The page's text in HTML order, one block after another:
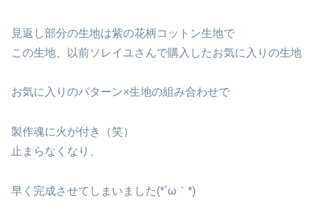
見返し部分の生地は紫の花柄コットン生地で
この生地、以前ソレイユさんで購入したお気に入りの生地
お気に入りのパターン×生地の組み合わせで
製作魂に火が付き（笑）
止まらなくなり、
早く完成させてしまいました(*´ω｀*)